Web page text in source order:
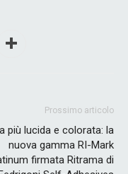
Prossimo articolo
più lucida e colorata: la
nuova gamma RI-Mark
firmata Ritrama di